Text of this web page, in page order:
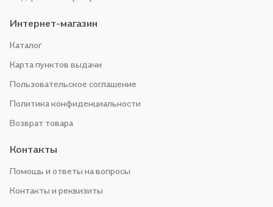
Интернет-магазин
Каталог
Карта пунктов выдачи
Пользовательское соглашение
Политика конфиденциальности
Возврат товара
Контакты
Помощь и ответы на вопросы
Контакты и реквизиты